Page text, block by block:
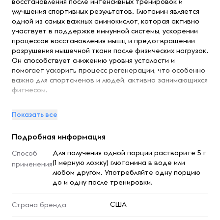
улучшения спортивных результатов. Глютамин является
одной из самых важных аминокислот, которая активно
участвует в поддержке иммунной системы, ускорении
процессов восстановления мышц и предотвращении
разрушения мышечной ткани после физических нагрузок.
Он способствует снижению уровня усталости и
помогает ускорить процесс регенерации, что особенно
важно для спортсменов и людей, активно занимающихся
фитнесом.
Преимущества и свойства:
быстрому восстановлению мышц после интенсивных
регенерацию.
Поддержка иммунной системы: Регулярное
употребление глютамина помогает укрепить иммунитет,
что особенно важно в периоды интенсивных физических
Предотвращение катаболизма:Продукт эффективно
Показать все
Подробная информация
Способ
применения
Для получения одной порции растворите 5 г
(1 мерную ложку) глютамина в воде или
любом другом. Употребляйте одну порцию
до и одну после тренировки.
Страна бренда США